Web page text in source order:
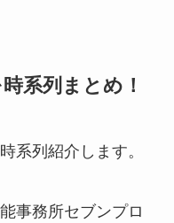
系列まとめ！
系列紹介します。
事務所セブンプロ